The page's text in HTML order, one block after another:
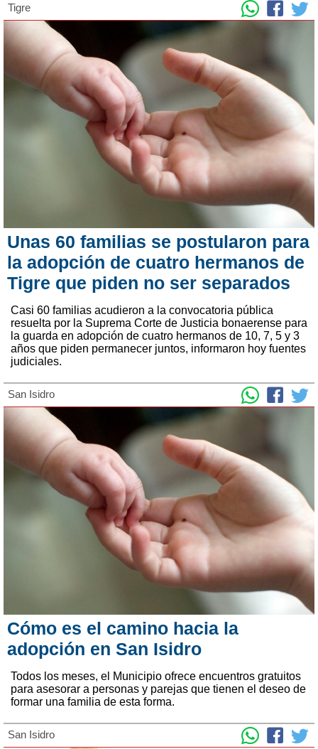
Tigre
Unas 60 familias se postularon para
la adopción de cuatro hermanos de
Tigre que piden no ser separados
Casi 60 familias acudieron a la convocatoria pública
resuelta por la Suprema Corte de Justicia bonaerense para
la guarda en adopción de cuatro hermanos de 10, 7, 5 y 3
años que piden permanecer juntos, informaron hoy fuentes
judiciales.
San Isidro
Cómo es el camino hacia la
adopción en San Isidro
Todos los meses, el Municipio ofrece encuentros gratuitos
para asesorar a personas y parejas que tienen el deseo de
formar una familia de esta forma.
San Isidro